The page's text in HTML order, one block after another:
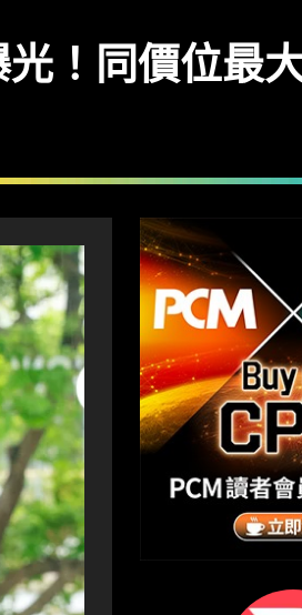
光！同價位最